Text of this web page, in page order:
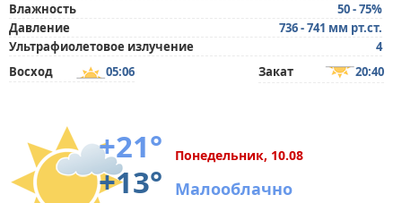
Влажность
50 - 75%
Давление
736 - 741 мм рт.ст.
Ультрафиолетовое излучение
4
Восход
05:06 Закат 20:40
+21°
+13°
Понедельник, 10.08
Малооблачно